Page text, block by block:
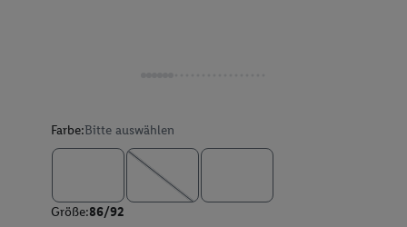
Farbe:Bitte auswählen
Größe:86/92